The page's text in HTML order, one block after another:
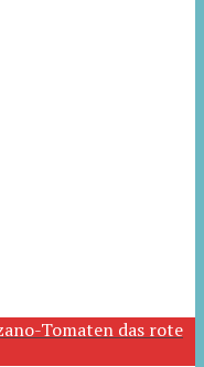
Tomaten das rote